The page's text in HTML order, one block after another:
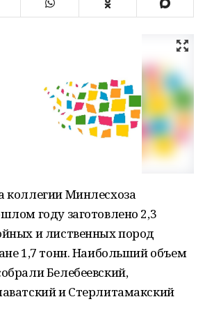
коллегии Минлесхоза
году заготовлено 2,3
и лиственных пород
1,7 тонн. Наибольший объем
Белебеевский,
и Стерлитамакский